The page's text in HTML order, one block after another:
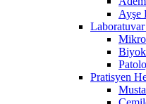
Laboratuvar
Pratisyen